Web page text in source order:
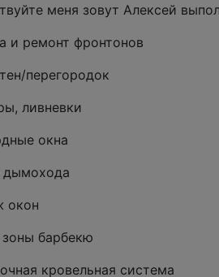
меня зовут Алексей
и ремонт фронтонов
перегородок
ливневки
окна
дымохода
окон
зоны барбекю
кровельная система